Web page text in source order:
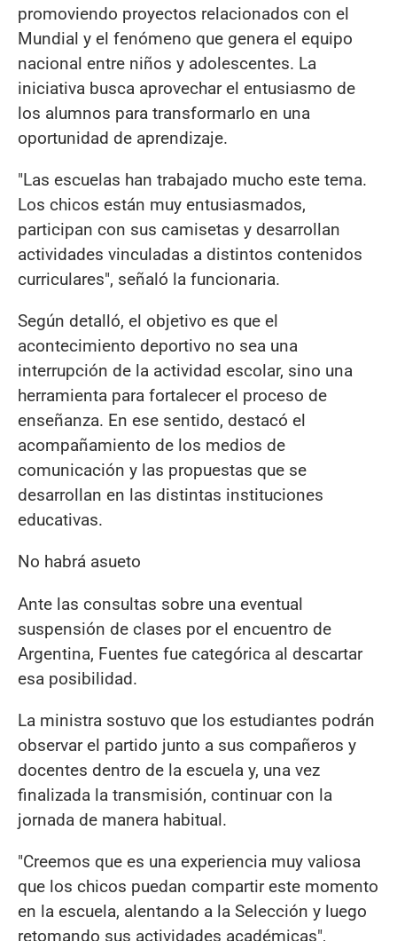
promoviendo proyectos relacionados con el
Mundial y el fenómeno que genera el equipo
nacional entre niños y adolescentes. La
iniciativa busca aprovechar el entusiasmo de
los alumnos para transformarlo en una
oportunidad de aprendizaje.
"Las escuelas han trabajado mucho este tema.
Los chicos están muy entusiasmados,
participan con sus camisetas y desarrollan
actividades vinculadas a distintos contenidos
curriculares", señaló la funcionaria.
Según detalló, el objetivo es que el
acontecimiento deportivo no sea una
interrupción de la actividad escolar, sino una
herramienta para fortalecer el proceso de
enseñanza. En ese sentido, destacó el
acompañamiento de los medios de
comunicación y las propuestas que se
desarrollan en las distintas instituciones
educativas.
No habrá asueto
Ante las consultas sobre una eventual
suspensión de clases por el encuentro de
Argentina, Fuentes fue categórica al descartar
esa posibilidad.
La ministra sostuvo que los estudiantes podrán
observar el partido junto a sus compañeros y
docentes dentro de la escuela y, una vez
finalizada la transmisión, continuar con la
jornada de manera habitual.
"Creemos que es una experiencia muy valiosa
que los chicos puedan compartir este momento
en la escuela, alentando a la Selección y luego
retomando sus actividades académicas",